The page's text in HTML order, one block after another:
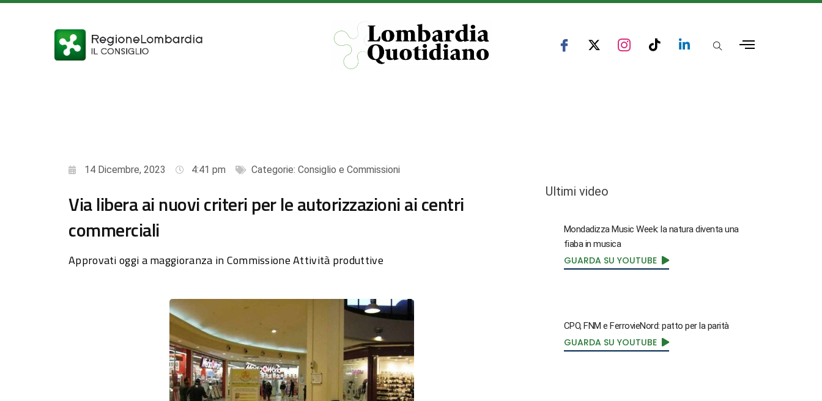
14 Dicembre, 2023 4:41 pm Categorie: Consiglio e Commissioni
Via libera ai nuovi criteri per le autorizzazioni ai centri
commerciali
Approvati oggi a maggioranza in Commissione Attività produttive
Ultimi video
Mondadizza Music Week: la natura diventa una
fiaba in musica
GUARDA SU YOUTUBE
CPO, FNM e FerrovieNord: patto per la parità
GUARDA SU YOUTUBE